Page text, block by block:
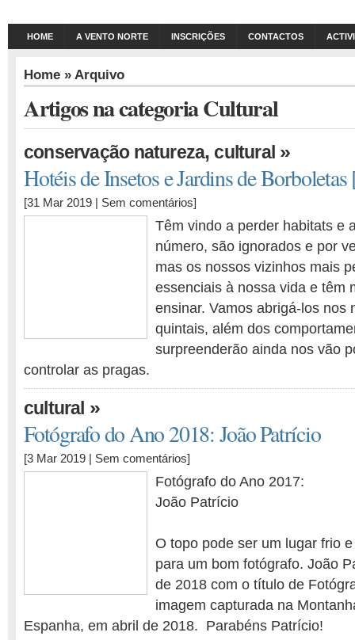
HOME A VENTO NORTE INSCRIÇÕES CONTACTOS
Home » Arquivo
Artigos na categoria Cultural
conservação natureza, cultural »
Hotéis de Insetos e Jardins de
[31 Mar 2019 | Sem comentários]
Têm vindo a perder habitats e
número, são ignorados e por
mas os nossos vizinhos mais
essenciais à nossa vida e têm
ensinar. Vamos abrigá-los nos
quintais, além dos
surpreenderão ainda nos vão
controlar as pragas.
cultural »
Fotógrafo do Ano 2018: João Patrício
[3 Mar 2019 | Sem comentários]
Fotógrafo do Ano 2017:
João Patrício
O topo pode ser um lugar frio
para um bom fotógrafo. João
de 2018 com o título de
imagem capturada na
Espanha, em abril de 2018. Parabéns Patrício!